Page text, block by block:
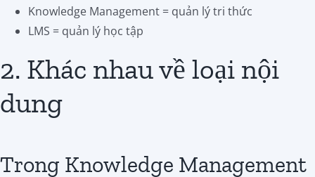
Knowledge Management = quản lý tri thức
LMS = quản lý học tập
2. Khác nhau về loại nội
dung
Trong Knowledge Management